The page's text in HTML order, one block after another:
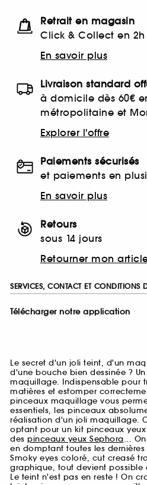
Retrait en magasin
Click & Collect en 2h
En savoir plus
Livraison standard
à domicile dès 60€
métropolitaine et
Explorer l'offre
Paiements sécurisés
et paiements en
En savoir plus
Retours
sous 14 jours
Retourner mon
SERVICES, CONTACT ET CONDITIONS
Télécharger notre application
Le secret d'un joli teint, d'un
d'une bouche bien dessinée ?
maquillage. Indispensable pour
matières et estomper
pinceaux maquillage vous
essentiels, les pinceaux
réalisation d'un joli maquillage.
optant pour un kit pinceaux
des pinceaux yeux Sephora...
en domptant toutes les
Smoky eyes coloré, cut creasé
graphique, tout devient possible
Le teint n'est pas en reste ! On